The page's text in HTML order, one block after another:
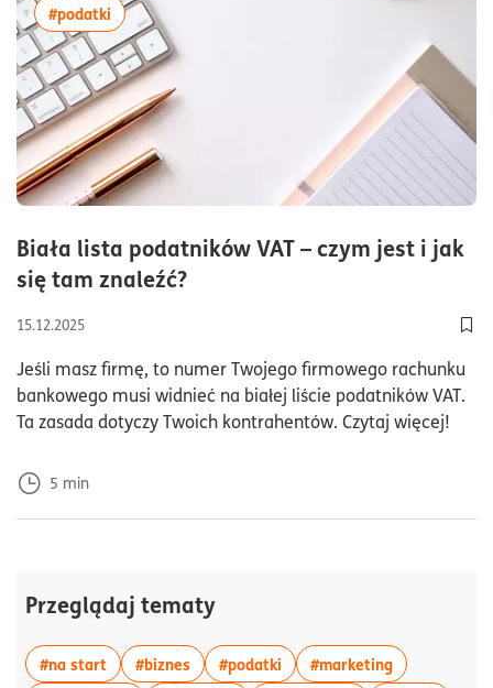
Biała lista podatników VAT – czym jest i jak
się tam znaleźć?czas czytania5minuty
15.12.2025
Jeśli masz firmę, to numer Twojego firmowego rachunku
bankowego musi widnieć na białej liście podatników VAT.
Ta zasada dotyczy Twoich kontrahentów. Czytaj więcej!
5 min
#podatki więcej artykułów z tagiem:#podatki
Przeglądaj tematy
#na startwięcej artykułów z tagiem:#na start
#bizneswięcej artykułów z tagiem:#biznes
#podatki więcej artykułów z
#marketingwięcej